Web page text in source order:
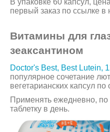
первый заказ по ссылке в
Витамины для
зеаксантином
Doctor's Best, Best Lutein,
популярное сочетание
вегетарианских капсул по
Применять ежедневно,
таблетку в день.